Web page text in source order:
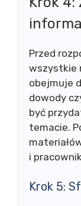
Przed
wszystkie
obejmuje
dowody
być
temacie.
i
Krok 5: